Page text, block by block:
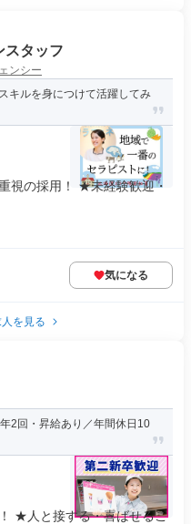
スタッフ
ンシー
キルを身につけて活躍してみ
視の採用！ ★未経験歓迎・
気になる
を見る
2回・昇給あり／年間休日10
★人と接する・喜ばせるこ